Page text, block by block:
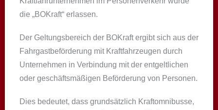
die „BOKraft“ erlassen.
Der Geltungsbereich der BOKraft ergibt sich aus der
Fahrgastbeförderung mit Kraftfahrzeugen durch
Unternehmen in Verbindung mit der entgeltlichen
oder geschäftsmäßigen Beförderung von Personen.
Dies bedeutet, dass grundsätzlich Kraftomnibusse,